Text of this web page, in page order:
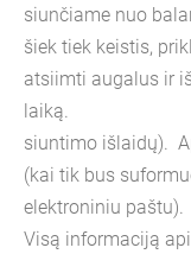
siunčiame nuo
šiek tiek keistis,
atsiimti augalus ir
laiką.
siuntimo išlaidų).
(kai tik bus
Visą informaciją